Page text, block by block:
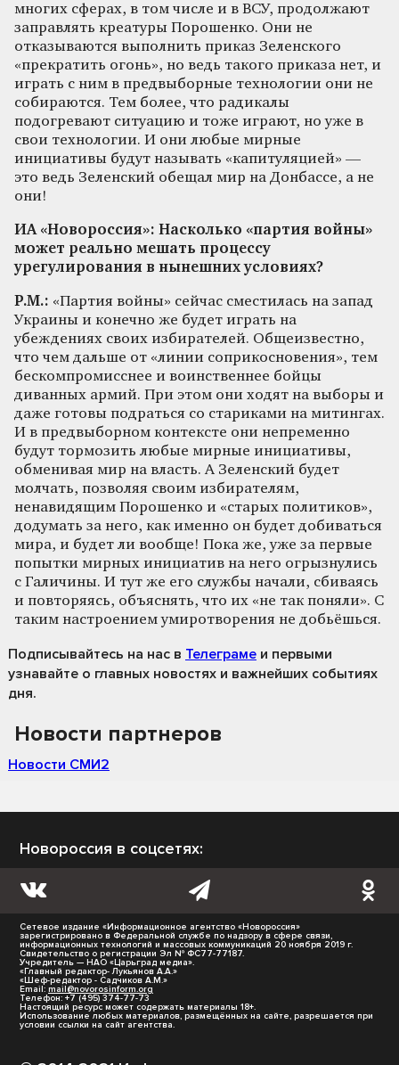
многих сферах, в том числе и в ВСУ, продолжают
заправлять креатуры Порошенко. Они не
отказываются выполнить приказ Зеленского
«прекратить огонь», но ведь такого приказа нет, и
играть с ним в предвыборные технологии они не
собираются. Тем более, что радикалы
подогревают ситуацию и тоже играют, но уже в
свои технологии. И они любые мирные
инициативы будут называть «капитуляцией» —
это ведь Зеленский обещал мир на Донбассе, а не
они!
ИА «Новороссия»: Насколько «партия войны»
может реально мешать процессу
урегулирования в нынешних условиях?
Р.М.: «Партия войны» сейчас сместилась на запад
Украины и конечно же будет играть на
убеждениях своих избирателей. Общеизвестно,
что чем дальше от «линии соприкосновения», тем
бескомпромисснее и воинственнее бойцы
диванных армий. При этом они ходят на выборы и
даже готовы подраться со стариками на митингах.
И в предвыборном контексте они непременно
будут тормозить любые мирные инициативы,
обменивая мир на власть. А Зеленский будет
молчать, позволяя своим избирателям,
ненавидящим Порошенко и «старых политиков»,
додумать за него, как именно он будет добиваться
мира, и будет ли вообще! Пока же, уже за первые
попытки мирных инициатив на него огрызнулись
с Галичины. И тут же его службы начали, сбиваясь
и повторяясь, объяснять, что их «не так поняли». С
таким настроением умиротворения не добьёшься.
Подписывайтесь на нас в Телеграме и первыми
узнавайте о главных новостях и важнейших событиях
дня.
Новости партнеров
Новости СМИ2
Новороссия в соцсетях:
Сетевое издание «Информационное агентство «Новороссия»
зарегистрировано в Федеральной службе по надзору в сфере связи,
информационных технологий и массовых коммуникаций 20 ноября 2019 г.
Свидетельство о регистрации Эл № ФС77-77187.
Учредитель — НАО «Царьград медиа».
«Главный редактор- Лукьянов А.А.»
«Шеф-редактор - Садчиков А.М.»
Email: mail@novorosinform.org
Телефон: +7 (495) 374-77-73
Настоящий ресурс может содержать материалы 18+.
Использование любых материалов, размещённых на сайте, разрешается при
условии ссылки на сайт агентства.